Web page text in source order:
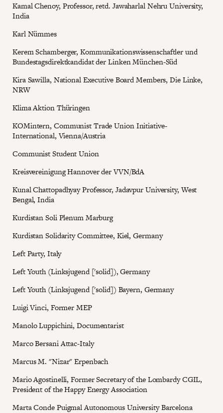
Kamal Chenoy, Professor, retd. Jawaharlal Nehru University,
India
Karl Nümmes
Kerem Schamberger, Kommunikationswissenschaftler und
Bundestagsdirektkandidat der Linken München-Süd
Kira Sawilla, National Executive Board Members, Die Linke,
NRW
Klima Aktion Thüringen
KOMintern, Communist Trade Union Initiative-
International, Vienna/Austria
Communist Student Union
Kreisvereinigung Hannover der VVN/BdA
Kunal Chattopadhyay Professor, Jadavpur University, West
Bengal, India
Kurdistan Soli Plenum Marburg
Kurdistan Solidarity Committee, Kiel, Germany
Left Party, Italy
Left Youth (Linksjugend ['solid]), Germany
Left Youth (Linksjugend ['solid]) Bayern, Germany
Luigi Vinci, Former MEP
Manolo Luppichini, Documentarist
Marco Bersani Attac-Italy
Marcus M. "Nizar" Erpenbach
Mario Agostinelli, Former Secretary of the Lombardy CGIL,
President of the Happy Energy Association
Marta Conde Puigmal Autonomous University Barcelona